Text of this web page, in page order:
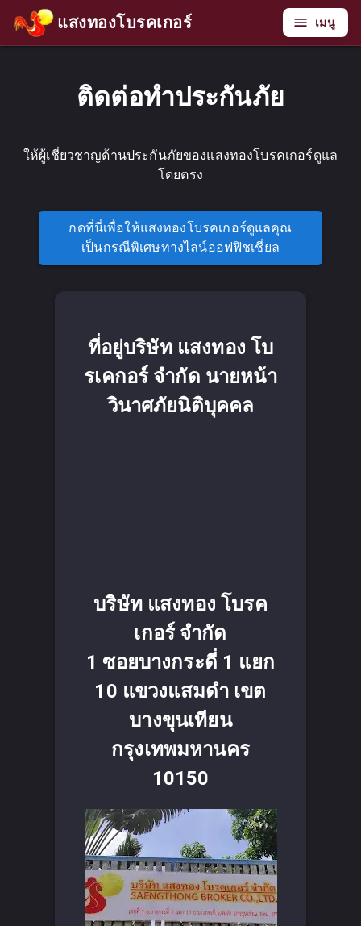
แสงทองโบรคเกอร์ เมนู
ติดต่อทำประกันภัย
ให้ผู้เชี่ยวชาญด้านประกันภัยของแสงทองโบรคเกอร์ดูแล
โดยตรง
กดที่นี่เพื่อให้แสงทองโบรคเกอร์ดูแลคุณ
เป็นกรณีพิเศษทางไลน์ออฟฟิชเชี่ยล
ที่อยู่บริษัท แสงทอง โบ
รเคกอร์ จำกัด นายหน้า
วินาศภัยนิติบุคคล
บริษัท แสงทอง โบรค
เกอร์ จำกัด
1 ซอยบางกระดี่ 1 แยก
10 แขวงแสมดำ เขต
บางขุนเทียน
กรุงเทพมหานคร
10150